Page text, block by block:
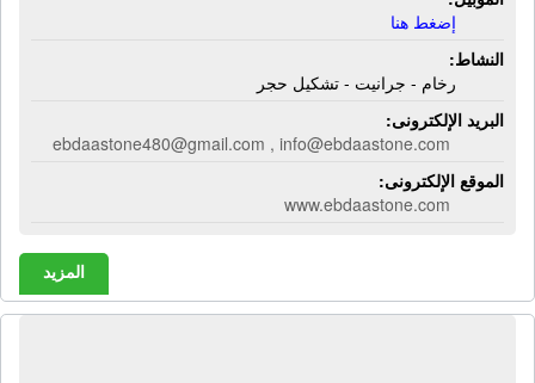
إضغط هنا
النشاط:
رخام - جرانيت - تشكيل حجر
البريد الإلكترونى:
ebdaastone480@gmail.com , info@ebdaastone.com
الموقع الإلكترونى:
www.ebdaastone.com
المزيد